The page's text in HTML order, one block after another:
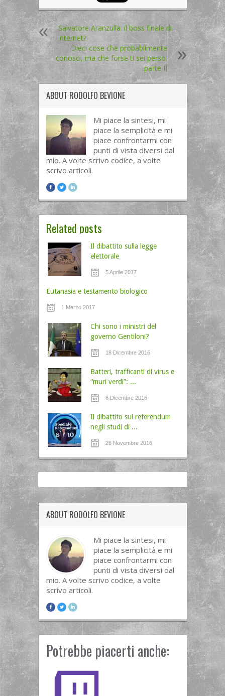
Salvatore Aranzulla: il boss finale di
internet?
Dieci cose che probabilmente
conosci, ma che forse ti sei perso.
parte II
ABOUT RODOLFO BEVIONE
Mi piace la sintesi, mi
piace la semplicità e mi
piace confrontarmi con
punti di vista diversi dal
mio. A volte scrivo codice, a volte
scrivo articoli.
Related posts
Il dibattito sulla legge
elettorale
5 Aprile 2017
Eutanasia e testamento biologico
1 Marzo 2017
Chi sono i ministri del
governo Gentiloni?
18 Dicembre 2016
Batteri, trafficanti di virus e
“muri verdi”: ...
6 Dicembre 2016
Il dibattito sul referendum
negli studi di ...
26 Novembre 2016
ABOUT RODOLFO BEVIONE
Mi piace la sintesi, mi
piace la semplicità e mi
piace confrontarmi con
punti di vista diversi dal
mio. A volte scrivo codice, a volte
scrivo articoli.
Potrebbe piacerti anche: